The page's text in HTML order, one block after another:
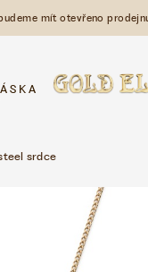
mít otevřeno
srdce